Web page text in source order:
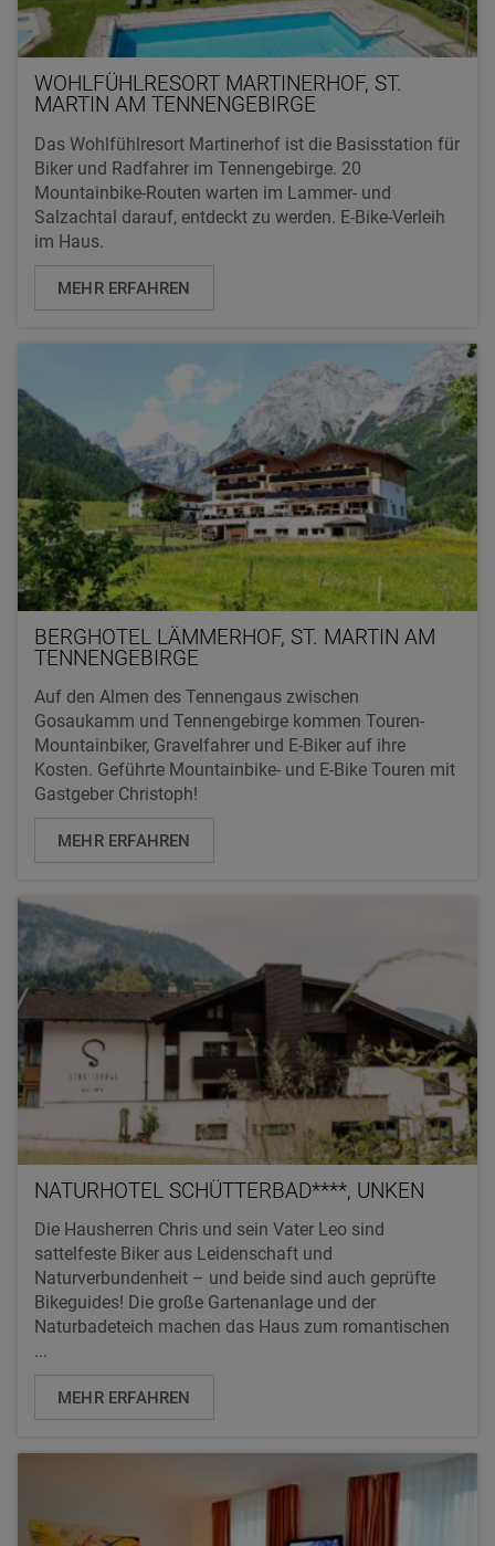
WOHLFÜHLRESORT MARTINERHOF, ST.
MARTIN AM TENNENGEBIRGE
Das Wohlfühlresort Martinerhof ist die Basisstation für
Biker und Radfahrer im Tennengebirge. 20
Mountainbike-Routen warten im Lammer- und
Salzachtal darauf, entdeckt zu werden. E-Bike-Verleih
im Haus.
MEHR ERFAHREN
BERGHOTEL LÄMMERHOF, ST. MARTIN AM
TENNENGEBIRGE
Auf den Almen des Tennengaus zwischen
Gosaukamm und Tennengebirge kommen Touren-
Mountainbiker, Gravelfahrer und E-Biker auf ihre
Kosten. Geführte Mountainbike- und E-Bike Touren mit
Gastgeber Christoph!
MEHR ERFAHREN
NATURHOTEL SCHÜTTERBAD****, UNKEN
Die Hausherren Chris und sein Vater Leo sind
sattelfeste Biker aus Leidenschaft und
Naturverbundenheit – und beide sind auch geprüfte
Bikeguides! Die große Gartenanlage und der
Naturbadeteich machen das Haus zum romantischen
...
MEHR ERFAHREN